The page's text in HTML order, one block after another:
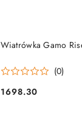
Wiatrówka Gamo
(0)
Cena:
1698.30